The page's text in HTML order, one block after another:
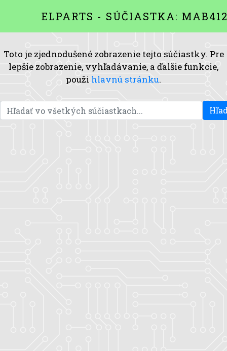
ELPARTS - SÚČIASTKA:
Toto je zjednodušené zobrazenie tejto súčiastky. Pre
lepšie zobrazenie, vyhľadávanie, a ďalšie funkcie,
použi hlavnú stránku.